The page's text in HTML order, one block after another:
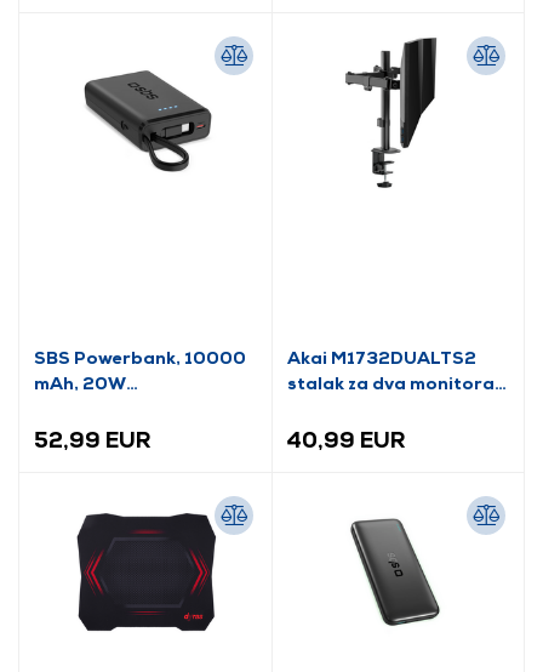
SBS Powerbank, 10000
mAh, 20W
52,99 EUR
Akai M1732DUALTS2
stalak za dva monitora,
40,99 EUR